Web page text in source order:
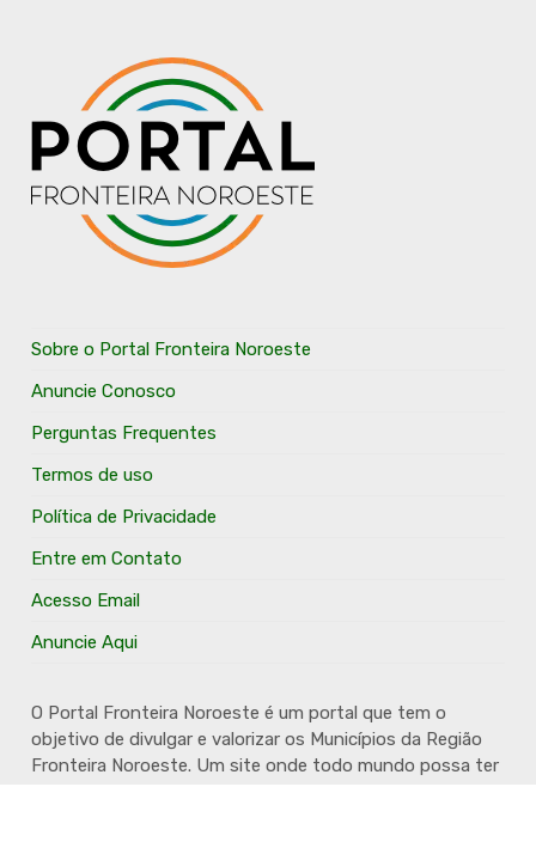
Sobre o Portal Fronteira Noroeste
Anuncie Conosco
Perguntas Frequentes
Termos de uso
Política de Privacidade
Entre em Contato
Acesso Email
Anuncie Aqui
O Portal Fronteira Noroeste é um portal que tem o
objetivo de divulgar e valorizar os Municípios da Região
Fronteira Noroeste. Um site onde todo mundo possa ter